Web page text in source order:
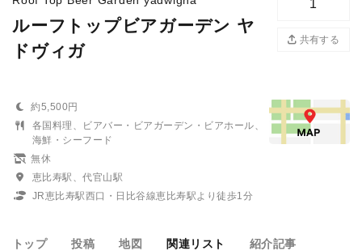
ルーフトップビアガーデン ヤ
ドヴィガ
1
共有する
約5,500円
各国料理、ビアバー・ビアガーデン・ビアホール、
海鮮・シーフード
無休
恵比寿駅、代官山駅
JR恵比寿駅西口・日比谷線恵比寿駅より徒歩1分
トップ 投稿 地図 関連リスト 紹介記事